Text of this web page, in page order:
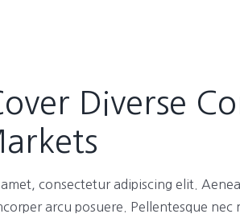
Diverse
consectetur adipiscing elit.
arcu posuere. Pellentesque nec